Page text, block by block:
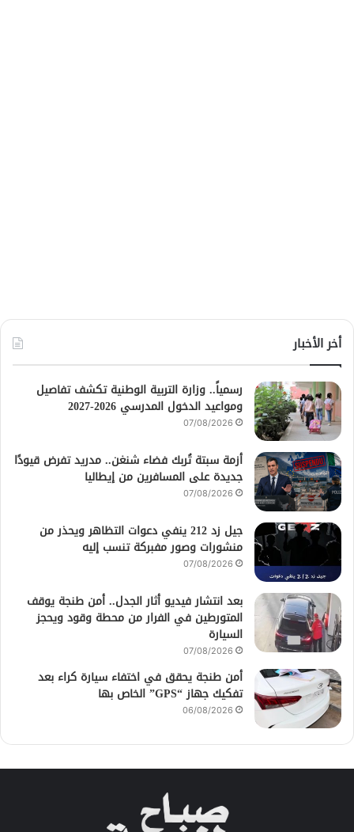
أخر الأخبار
رسمياً.. وزارة التربية الوطنية تكشف تفاصيل
ومواعيد الدخول المدرسي 2026-2027
07/08/2026
أزمة سبتة تُربك فضاء شنغن.. مدريد تفرض قيودًا
جديدة على المسافرين من إيطاليا
07/08/2026
جيل زد 212 ينفي دعوات التظاهر ويحذر من
منشورات وصور مفبركة تنسب إليه
07/08/2026
بعد انتشار فيديو أثار الجدل.. أمن طنجة يوقف
المتورطين في الفرار من محطة وقود ويحجز
السيارة
07/08/2026
أمن طنجة يحقق في اختفاء سيارة كراء بعد
تفكيك جهاز “GPS” الخاص بها
06/08/2026